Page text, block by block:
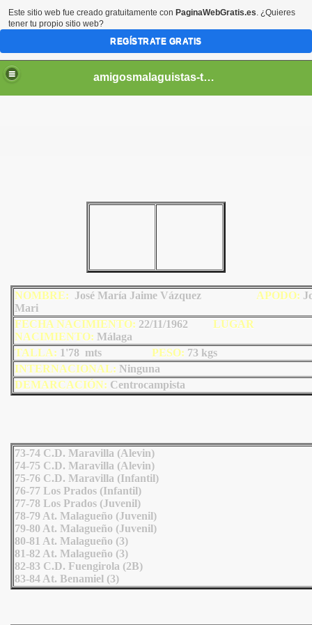
amigosmalaguistas-temporadas
NOMBRE: José María Jaime Vázquez APODO:
Mari
FECHA NACIMIENTO: 22/11/1962 LUGAR
NACIMIENTO: Málaga
TALLA: 1'78 mts PESO: 73 kgs
INTERNACIONAL: Ninguna
DEMARCACIÓN: Centrocampista
73-74 C.D. Maravilla (Alevin)
74-75 C.D. Maravilla (Alevin)
75-76 C.D. Maravilla (Infantil)
76-77 Los Prados (Infantil)
77-78 Los Prados (Juvenil)
78-79 At. Malagueño (Juvenil)
79-80 At. Malagueño (Juvenil)
80-81 At. Malagueño (3)
81-82 At. Malagueño (3)
82-83 C.D. Fuengirola (2B)
83-84 At. Benamiel (3)
Este sitio web fue creado gratuitamente con PaginaWebGratis.es. ¿Quieres
tener tu propio sitio web?
REGÍSTRATE GRATIS